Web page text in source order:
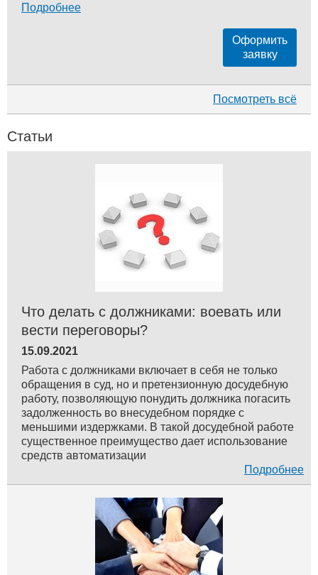
Подробнее
Оформить
заявку
Посмотреть всё
Статьи
Что делать с должниками: воевать или
вести переговоры?
15.09.2021
Работа с должниками включает в себя не только
обращения в суд, но и претензионную досудебную
работу, позволяющую понудить должника погасить
задолженность во внесудебном порядке с
меньшими издержками. В такой досудебной работе
существенное преимущество дает использование
средств автоматизации
Подробнее